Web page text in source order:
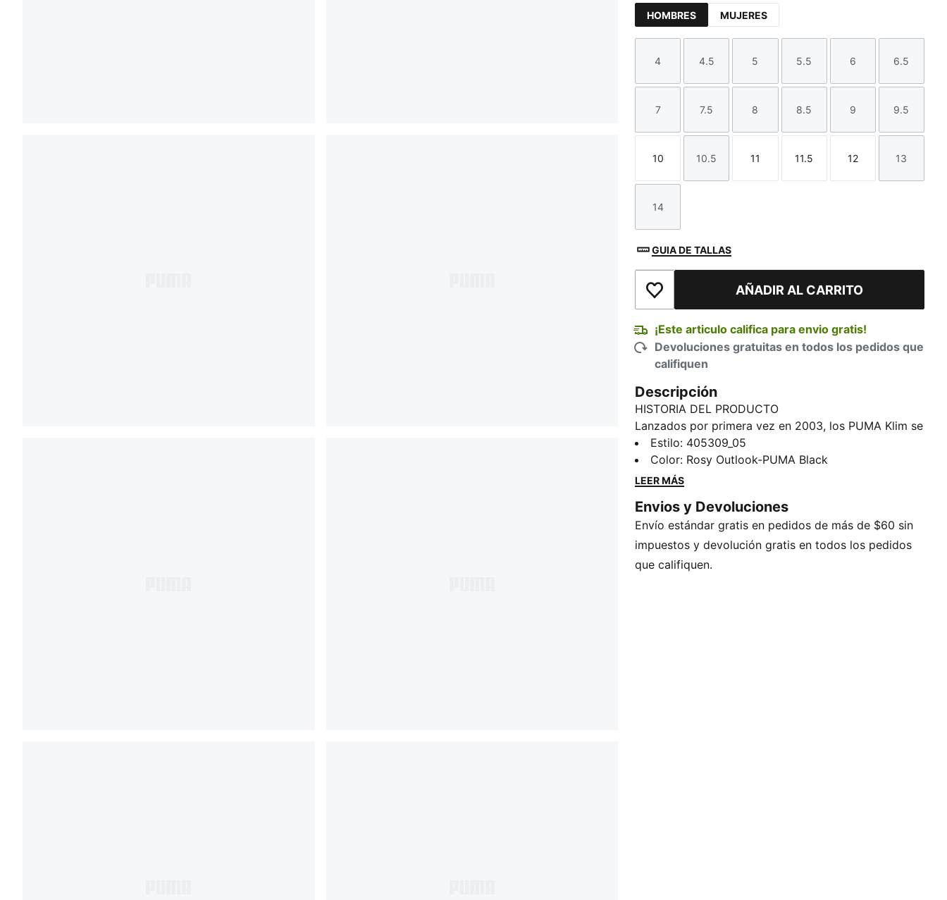
HOMBRES MUJERES
Talla
4
Talla
4.5
Talla
5
Talla
5.5
Talla
6
Talla
6.5
Talla
7
Talla
7.5
Talla
8
Talla
8.5
Talla
9
Talla
9.5
Talla
10
Talla
10.5
Talla
11
Talla
11.5
Talla
12
Talla
13
Talla
14
GUIA DE TALLAS
Añadir a la lista de deseosAÑADIR AL CARRITO
¡Este articulo califica para envio gratis!
Devoluciones gratuitas en todos los pedidos que
califiquen
Descripción
HISTORIA DEL PRODUCTO
Lanzados por primera vez en 2003, los PUMA Klim se
inspiraron en el diseño de los tenis para escalar. Dos
décadas después, estos tenis regresan con una nueva
edición 1:1 de nuestros archivos. Con su forma
escalada, Klim vuelve a presentar a una nueva
generación un clásico que había pasado
desapercibido.
DETALLES
Estilo: 405309_05
Color: Rosy Outlook-PUMA Black
LEER MÁS
Envios y Devoluciones
Envío estándar gratis en pedidos de más de $60 sin
impuestos y devolución gratis en todos los pedidos
que califiquen.